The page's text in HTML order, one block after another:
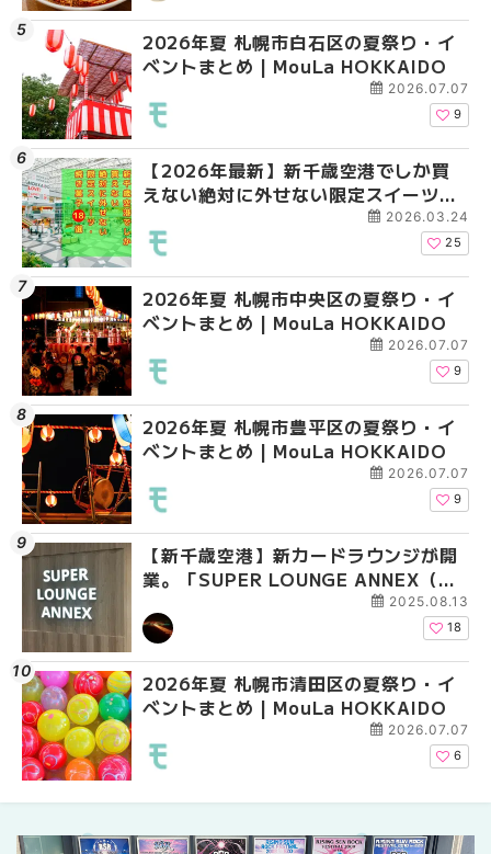
2026年夏 札幌市白石区の夏祭り・イ
ベントまとめ | MouLa HOKKAIDO
2026.07.07
9
【2026年最新】新千歳空港でしか買
えない絶対に外せない限定スイーツ・
焼き菓子18選 | MouLa HOKKAIDO
2026.03.24
25
2026年夏 札幌市中央区の夏祭り・イ
ベントまとめ | MouLa HOKKAIDO
2026.07.07
9
2026年夏 札幌市豊平区の夏祭り・イ
ベントまとめ | MouLa HOKKAIDO
2026.07.07
9
【新千歳空港】新カードラウンジが開
業。「SUPER LOUNGE ANNEX（ス
ーパーラウンジアネックス）」をご紹
介！！ | MouLa HOKKAIDO
2025.08.13
18
2026年夏 札幌市清田区の夏祭り・イ
ベントまとめ | MouLa HOKKAIDO
2026.07.07
6
2026年夏 札幌市白石
ベントまとめ |
2026年夏 札幌市南区
ントまとめ | MouLa
2026年夏 札幌市清田
ベントまとめ |
2026年夏 札幌市豊平
ベントまとめ |
2026年夏 札幌市中央
ベントまとめ |
2026年夏 恵庭市・千
イベントまとめ |
2026年夏 札幌市手稲
ベントまとめ |
2026年夏 札幌市清田
ベントまとめ |
札幌の麻辣湯（マーラ
め専門店6選！本場の
新店まで徹底比較 |
【2026年最新】新千
えない絶対に外せない
焼き菓子18選 |
【新千歳空港】新カー
業。「SUPER
ーパーラウンジアネッ
介！！ | MouLa
2026年夏 札幌市豊平
ベントまとめ |